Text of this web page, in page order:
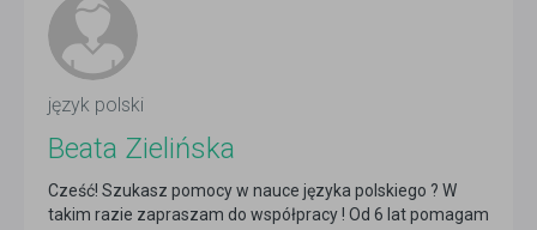
język polski
Beata Zielińska
Cześć! Szukasz pomocy w nauce języka polskiego ? W
takim razie zapraszam do współpracy ! Od 6 lat pomagam